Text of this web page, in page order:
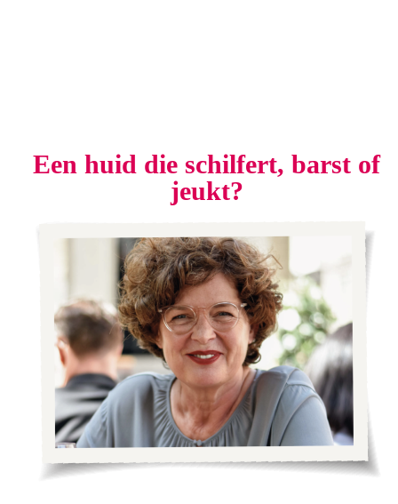
Een huid die schilfert, barst of
jeukt?